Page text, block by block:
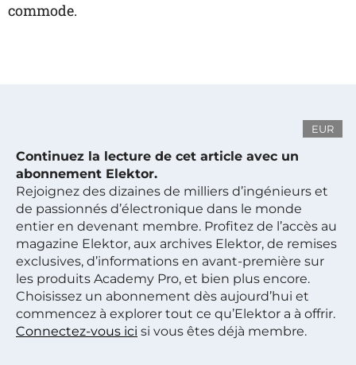
commode.
EUR
Continuez la lecture de cet article avec un
abonnement Elektor.
Rejoignez des dizaines de milliers d’ingénieurs et
de passionnés d’électronique dans le monde
entier en devenant membre. Profitez de l’accès au
magazine Elektor, aux archives Elektor, de remises
exclusives, d’informations en avant-première sur
les produits Academy Pro, et bien plus encore.
Choisissez un abonnement dès aujourd’hui et
commencez à explorer tout ce qu’Elektor a à offrir.
Connectez-vous ici si vous êtes déjà membre.